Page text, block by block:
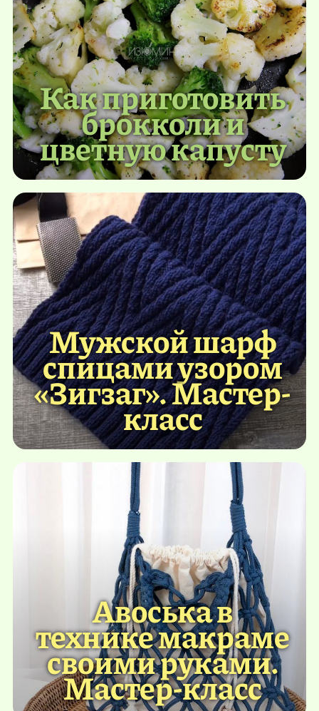
Как приготовить
брокколи и
цветную капусту
Мужской шарф
спицами узором
«Зигзаг». Мастер-
класс
Авоська в
технике макраме
своими руками.
Мастер-класс